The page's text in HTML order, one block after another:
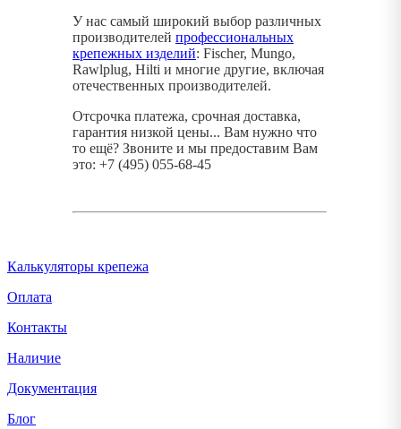
У нас самый широкий выбор различных
производителей профессиональных
крепежных изделий: Fischer, Mungo,
Rawlplug, Hilti и многие другие, включая
отечественных производителей.
Отсрочка платежа, срочная доставка,
гарантия низкой цены... Вам нужно что
то ещё? Звоните и мы предоставим Вам
это: +7 (495) 055-68-45
Калькуляторы крепежа
Оплата
Контакты
Наличие
Документация
Блог